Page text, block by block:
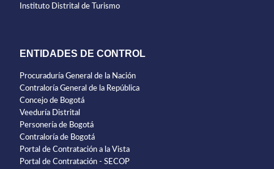
Instituto Distrital de Turismo
ENTIDADES DE CONTROL
Procuraduría General de la Nación
Contraloría General de la República
Concejo de Bogotá
Veeduría Distrital
Personería de Bogotá
Contraloría de Bogotá
Portal de Contratación a la Vista
Portal de Contratación - SECOP